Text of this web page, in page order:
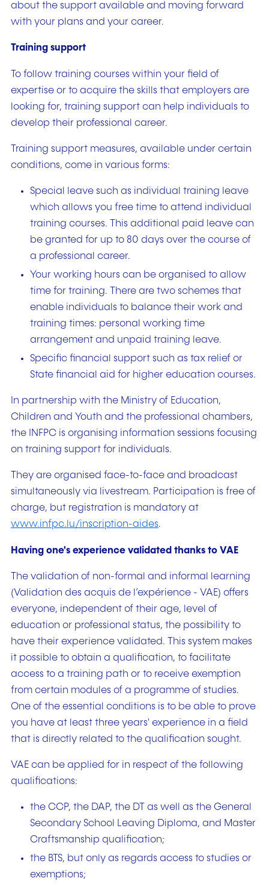
about the support available and moving forward
with your plans and your career.
Training support
To follow training courses within your field of
expertise or to acquire the skills that employers are
looking for, training support can help individuals to
develop their professional career.
Training support measures, available under certain
conditions, come in various forms:
Special leave such as individual training leave
which allows you free time to attend individual
training courses. This additional paid leave can
be granted for up to 80 days over the course of
a professional career.
Your working hours can be organised to allow
time for training. There are two schemes that
enable individuals to balance their work and
training times: personal working time
arrangement and unpaid training leave.
Specific financial support such as tax relief or
State financial aid for higher education courses.
In partnership with the Ministry of Education,
Children and Youth and the professional chambers,
the INFPC is organising information sessions focusing
on training support for individuals.
They are organised face-to-face and broadcast
simultaneously via livestream. Participation is free of
charge, but registration is mandatory at
www.infpc.lu/inscription-aides.
Having one's experience validated thanks to VAE
The validation of non-formal and informal learning
(Validation des acquis de l’expérience - VAE) offers
everyone, independent of their age, level of
education or professional status, the possibility to
have their experience validated. This system makes
it possible to obtain a qualification, to facilitate
access to a training path or to receive exemption
from certain modules of a programme of studies.
One of the essential conditions is to be able to prove
you have at least three years' experience in a field
that is directly related to the qualification sought.
VAE can be applied for in respect of the following
qualifications:
the CCP, the DAP, the DT as well as the General
Secondary School Leaving Diploma, and Master
Craftsmanship qualification;
the BTS, but only as regards access to studies or
exemptions;